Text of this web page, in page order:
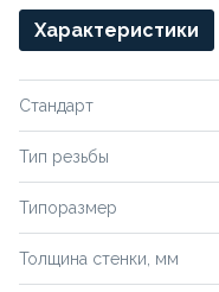
Характеристики
Стандарт
Тип резьбы
Типоразмер
Толщина стенки, мм